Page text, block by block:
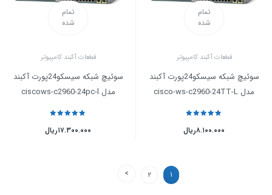
تمام
شده
قطعات آکبند کامپیوتر
سوئیچ شبکه سیسکو24پورت آکبند
مدل cisco-ws-c2960-24TT-L
ریال۸.۱۰۰.۰۰۰
تمام
شده
قطعات آکبند کامپیوتر
سوئیچ شبکه سیسکو24پورت آکبند
مدل ciscows-c2960-24pc-l
ریال۱۷.۳۰۰.۰۰۰
۱ ۲